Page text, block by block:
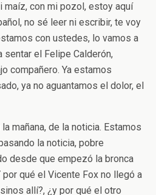
maíz, con mi pozol, estoy aquí
no sé leer ni escribir, te voy
con ustedes, lo vamos a
sentar el Felipe Calderón,
compañero. Ya estamos
ya no aguantamos el dolor, el
mañana, de la noticia. Estamos
la noticia, pobre
desde que empezó la bronca
por qué el Vicente Fox no llegó a
allí?, ¿y por qué el otro